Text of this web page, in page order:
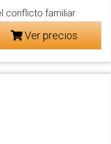
conflicto familiar
Ver precios